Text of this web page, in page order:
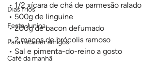
Dias frios
Festa Junina
Para receber amigos
Café da manhã
• 1/2 xícara de chá de parmesão ralado
• 500g de linguine
• 200g de bacon defumado
• 2 maços de brócolis ramoso
• Sal e pimenta-do-reino a gosto